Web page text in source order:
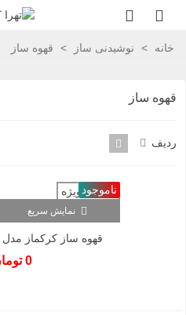
خانه > نوشیدنی ساز > قهوه ساز
قهوه ساز
ردیف
فروش ویژه
ناموجود
نمایش سریع
قهوه ساز کرکماز مدل Kahvekolik A860
0 تومان